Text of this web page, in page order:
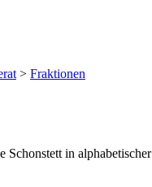
> Fraktionen
in